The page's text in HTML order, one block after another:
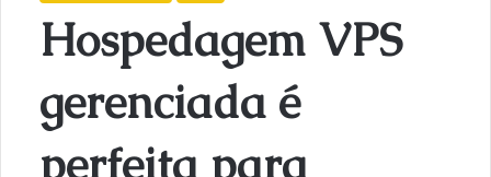
Hospedagem VPS
gerenciada é
perfeita para